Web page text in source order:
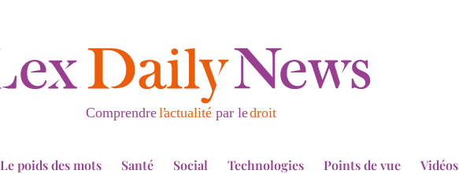
Le poids des mots Santé Social Technologies Points de vue Vidéos